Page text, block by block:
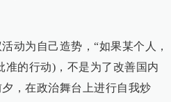
动为自己造势，“如果某个人，
的行动)，不是为了改善国内
，在政治舞台上进行自我炒